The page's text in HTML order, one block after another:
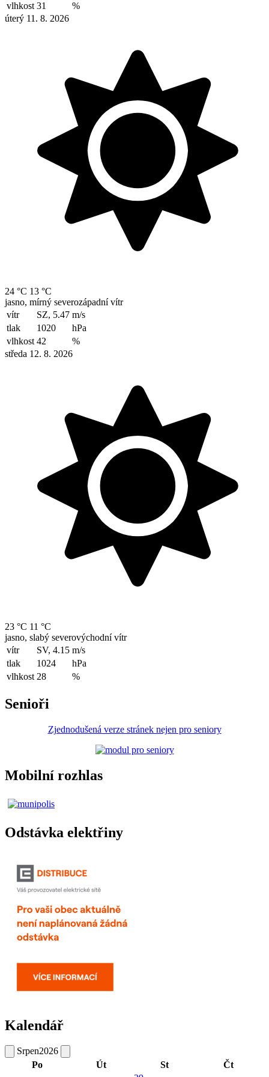
vlhkost 31
%
úterý 11. 8. 2026
24 °C 13 °C
jasno, mírný severozápadní vítr
vítr
SZ, 5.47 m/s
tlak
1020
hPa
vlhkost 42
%
středa 12. 8. 2026
23 °C 11 °C
jasno, slabý severovýchodní vítr
vítr
SV, 4.15 m/s
tlak
1024
hPa
vlhkost 28 %
Senioři
Zjednodušená verze stránek nejen pro seniory
Mobilní rozhlas
Odstávka elektřiny
Kalendář
Srpen2026
Po
Út St Čt